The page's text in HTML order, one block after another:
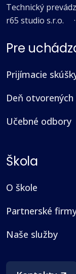
Technický
r65 studio s.r.o.
·
Pre
Prijímacie
Deň
Učebné odbory
Škola
O škole
Partnerské
Naše služby